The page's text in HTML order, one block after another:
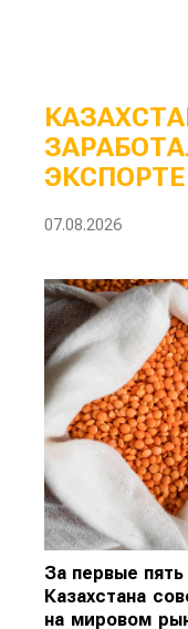
07.08.2026
За первые
Казахстана
на мировом